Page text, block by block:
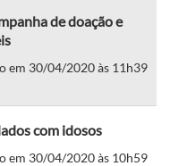
de doação e
em 30/04/2020 às 11h39
com idosos
em 30/04/2020 às 10h59